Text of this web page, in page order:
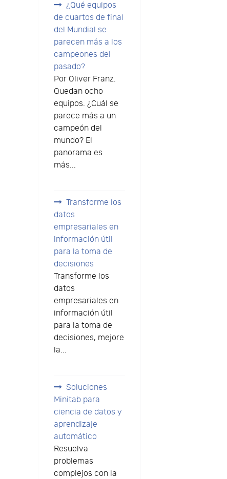
¿Qué equipos
de cuartos de final
del Mundial se
parecen más a los
campeones del
pasado?
Por Oliver Franz.
Quedan ocho
equipos. ¿Cuál se
parece más a un
campeón del
mundo? El
panorama es
más...
Transforme los
datos
empresariales en
información útil
para la toma de
decisiones
Transforme los
datos
empresariales en
información útil
para la toma de
decisiones, mejore
la...
Soluciones
Minitab para
ciencia de datos y
aprendizaje
automático
Resuelva
problemas
complejos con la